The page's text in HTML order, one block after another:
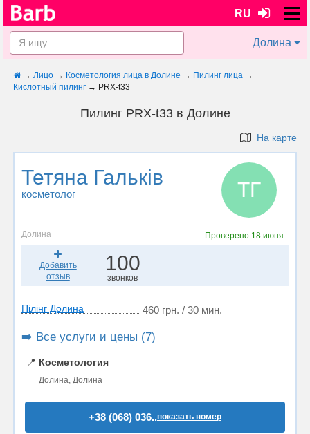
RU
Долина
→ Лицо → Косметология лица в Долине → Пилинг лица →
Кислотный пилинг → PRX-t33
Пилинг PRX-t33 в Долине
На карте
Тетяна Гальків
косметолог ТГ
Долина Проверено 18 июня
Добавить
отзыв
100
звонков
Пілінг Долина 460 грн. / 30 мин.
➡️ Все услуги и цены (7)
📍 Косметология
Долина, Долина
+38 (068) 036..показать номер